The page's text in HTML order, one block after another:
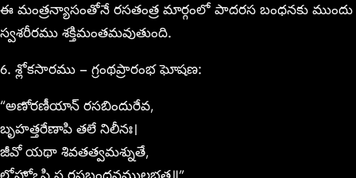
ఈ మంత్రన్యాసంతోనే రసతంత్ర మార్గంలో పాదరస బంధనకు ముందు
స్వశరీరము శక్తిమంతమవుతుంది.
6. శ్లోకసారము – గ్రంథప్రారంభ ఘోషణ:
“అణోరణీయాన్ రసబిందురేవ,
బృహత్తరేణాపి తలే నిలీనః।
జీవో యథా శివతత్వమశ్నుతే,
లోహోఽపి స రసబంధనములభత॥”